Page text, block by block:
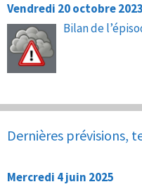
Vendredi 20 octobre 2023
Bilan de
Dernières prévisions,
Mercredi 4 juin 2025